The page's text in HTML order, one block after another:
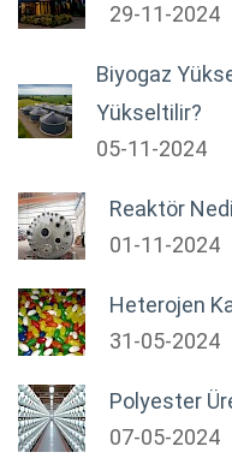
29-11-2024
Biyogaz
Yükseltilir?
05-11-2024
Reaktör
01-11-2024
Heterojen
31-05-2024
Polyester
07-05-2024